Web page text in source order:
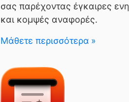
σας παρέχοντας έγκαιρες
και κομψές αναφορές.
Μάθετε περισσότερα